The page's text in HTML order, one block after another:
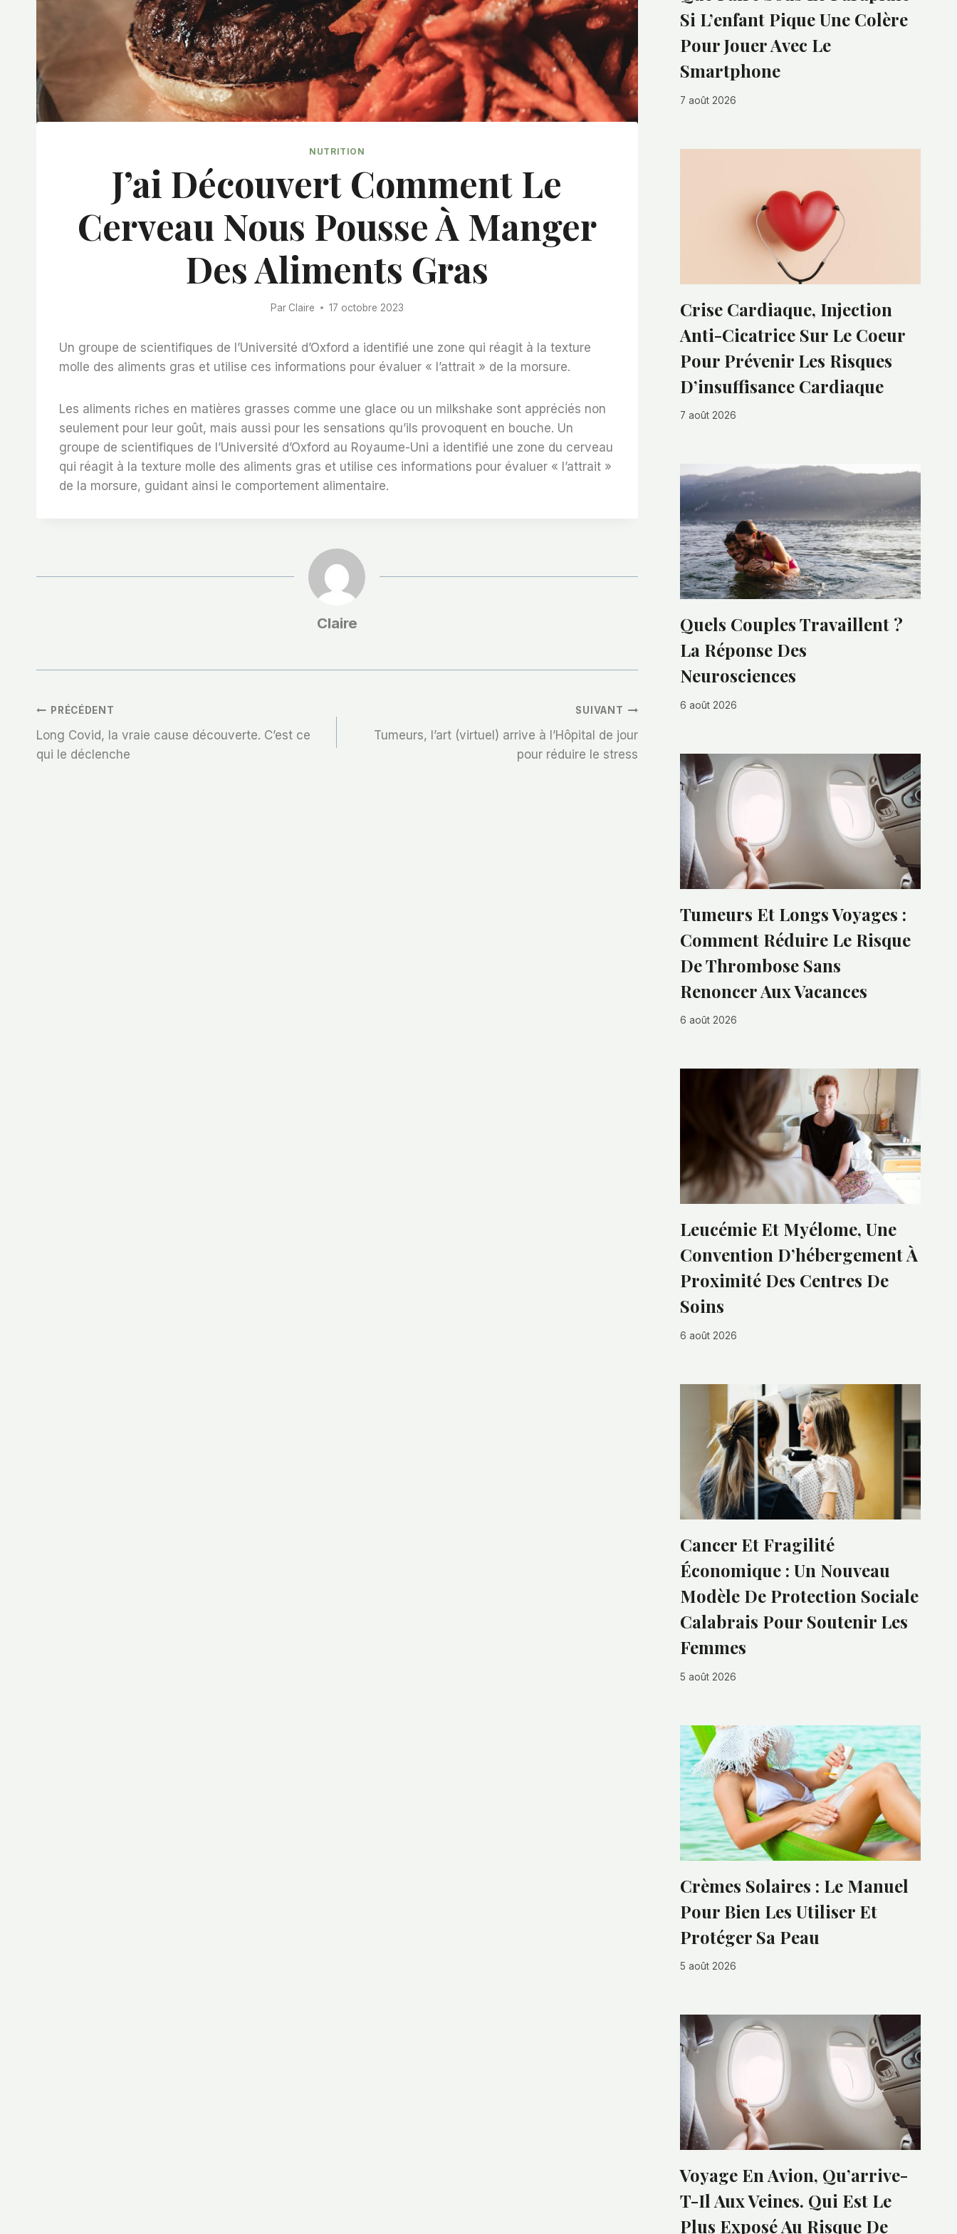
NUTRITION
J’ai Découvert Comment Le
Cerveau Nous Pousse À Manger
Des Aliments Gras
Par Claire 17 octobre 2023
Un groupe de scientifiques de l’Université d’Oxford a identifié une zone qui réagit à la texture
molle des aliments gras et utilise ces informations pour évaluer « l’attrait » de la morsure.
Les aliments riches en matières grasses comme une glace ou un milkshake sont appréciés non
seulement pour leur goût, mais aussi pour les sensations qu’ils provoquent en bouche. Un
groupe de scientifiques de l’Université d’Oxford au Royaume-Uni a identifié une zone du cerveau
qui réagit à la texture molle des aliments gras et utilise ces informations pour évaluer « l’attrait »
de la morsure, guidant ainsi le comportement alimentaire.
Claire
Navigation
De
PRÉCÉDENT
Long Covid, la vraie cause découverte. C’est ce
qui le déclenche
SUIVANT
Tumeurs, l’art (virtuel) arrive à l’Hôpital de jour
pour réduire le stress
Si L’enfant Pique Une Colère
Pour Jouer Avec Le
Smartphone
7 août 2026
Crise Cardiaque, Injection
Anti-Cicatrice Sur Le Coeur
Pour Prévenir Les Risques
D’insuffisance Cardiaque
7 août 2026
Quels Couples Travaillent ?
La Réponse Des
Neurosciences
6 août 2026
Tumeurs Et Longs Voyages :
Comment Réduire Le Risque
De Thrombose Sans
Renoncer Aux Vacances
6 août 2026
Leucémie Et Myélome, Une
Convention D’hébergement À
Proximité Des Centres De
Soins
6 août 2026
Cancer Et Fragilité
Économique : Un Nouveau
Modèle De Protection Sociale
Calabrais Pour Soutenir Les
Femmes
5 août 2026
Crèmes Solaires : Le Manuel
Pour Bien Les Utiliser Et
Protéger Sa Peau
5 août 2026
Voyage En Avion, Qu’arrive-
T-Il Aux Veines. Qui Est Le
Plus Exposé Au Risque De